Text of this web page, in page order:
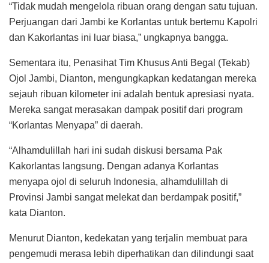
“Tidak mudah mengelola ribuan orang dengan satu tujuan.
Perjuangan dari Jambi ke Korlantas untuk bertemu Kapolri
dan Kakorlantas ini luar biasa,” ungkapnya bangga.
Sementara itu, Penasihat Tim Khusus Anti Begal (Tekab)
Ojol Jambi, Dianton, mengungkapkan kedatangan mereka
sejauh ribuan kilometer ini adalah bentuk apresiasi nyata.
Mereka sangat merasakan dampak positif dari program
“Korlantas Menyapa” di daerah.
“Alhamdulillah hari ini sudah diskusi bersama Pak
Kakorlantas langsung. Dengan adanya Korlantas
menyapa ojol di seluruh Indonesia, alhamdulillah di
Provinsi Jambi sangat melekat dan berdampak positif,”
kata Dianton.
Menurut Dianton, kedekatan yang terjalin membuat para
pengemudi merasa lebih diperhatikan dan dilindungi saat